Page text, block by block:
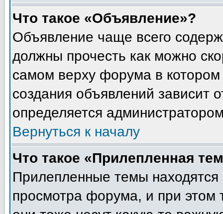
Что такое «Объявление»?
Объявление чаще всего
должны прочесть как можно
самом верху форума в
создания объявлений зависит
определяется
Вернуться к началу
Что такое «Прилепленная
Прилепленные темы
просмотра форума, и при этом